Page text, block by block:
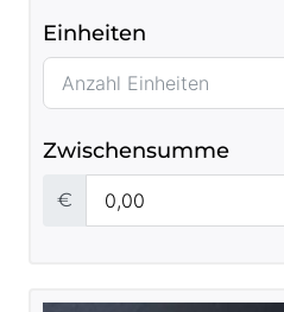
Einheiten
Zwischensumme
€